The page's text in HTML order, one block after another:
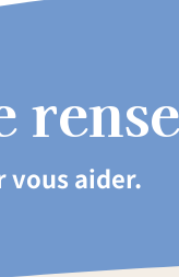
vous aider.